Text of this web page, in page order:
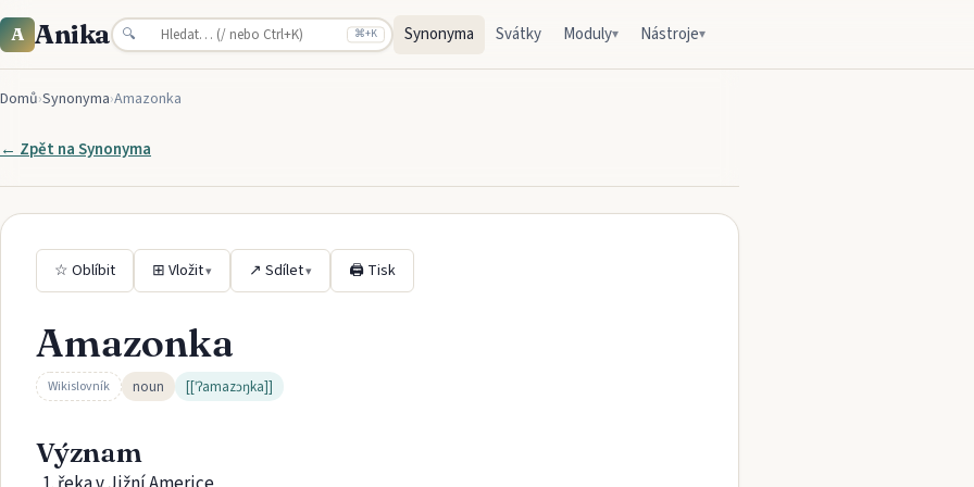
A Anika 🔍 ⌘+K Synonyma Svátky Moduly▾ Nástroje▾
Domů›Synonyma›Amazonka
← Zpět naSynonyma
☆ Oblíbit ⊞ Vložit▾ ↗ Sdílet▾ 🖨 Tisk
Amazonka
Wikislovník noun [[ˈʔamazɔŋka]]
Význam